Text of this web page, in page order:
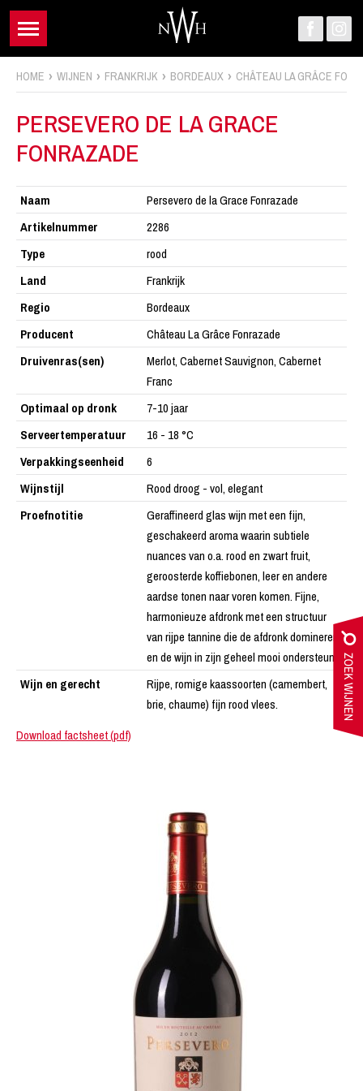
HOME WIJNEN FRANKRIJK BORDEAUX
PERSEVERO DE LA GRACE
FONRAZADE
Naam
Persevero de la Grace Fonrazade
Artikelnummer
2286
Type
rood
Land
Frankrijk
Regio
Bordeaux
Producent
Château La Grâce Fonrazade
Druivenras(sen)
Merlot, Cabernet Sauvignon, Cabernet
Franc
Optimaal op dronk
7-10 jaar
Serveertemperatuur
16 - 18 °C
Verpakkingseenheid
6
Wijnstijl
Rood droog - vol, elegant
Proefnotitie
Geraffineerd glas wijn met een fijn,
geschakeerd aroma waarin subtiele
nuances van o.a. rood en zwart fruit,
geroosterde koffiebonen, leer en andere
aardse tonen naar voren komen. Fijne,
harmonieuze afdronk met een structuur
van rijpe tannine die de afdronk domineren
en de wijn in zijn geheel mooi ondersteund.
Wijn en gerecht
Rijpe, romige kaassoorten (camembert,
brie, chaume) fijn rood vlees.
Download factsheet (pdf)